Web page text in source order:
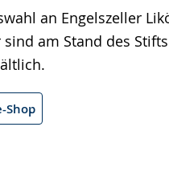
an Engelszeller
am Stand des
Shop